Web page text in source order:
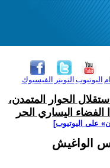
الفيسبوك التويتر اليوتيوب
الحوار المتمدن،
اليساري الحر
على اليوتيوب]
الواغيش